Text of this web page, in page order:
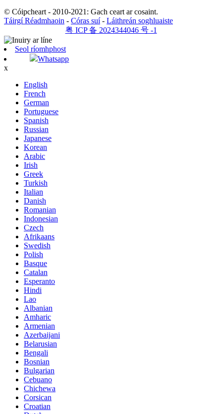
© Cóipcheart - 2010-2021: Gach ceart ar cosaint.
Táirgí Réadmhaoin - Córas suí- Láithreán soghluaiste
粤 ICP 备 2024344046 号 -1
Seol ríomhphost
Whatsapp
x
English
French
German
Portuguese
Spanish
Russian
Japanese
Korean
Arabic
Irish
Greek
Turkish
Italian
Danish
Romanian
Indonesian
Czech
Afrikaans
Swedish
Polish
Basque
Catalan
Esperanto
Hindi
Lao
Albanian
Amharic
Armenian
Azerbaijani
Belarusian
Bengali
Bosnian
Bulgarian
Cebuano
Chichewa
Corsican
Croatian